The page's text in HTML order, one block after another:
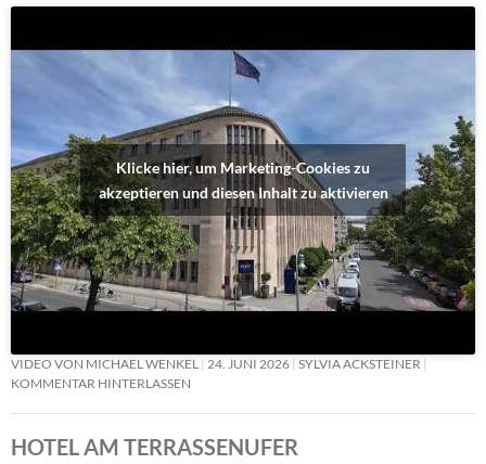
Klicke hier, um Marketing-Cookies zu
akzeptieren und diesen Inhalt zu aktivieren
VIDEO VON MICHAEL WENKEL 24. JUNI 2026 SYLVIA ACKSTEINER
KOMMENTAR HINTERLASSEN
HOTEL AM TERRASSENUFER